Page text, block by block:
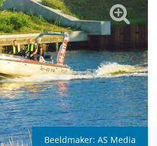
Beeldmaker: AS Media